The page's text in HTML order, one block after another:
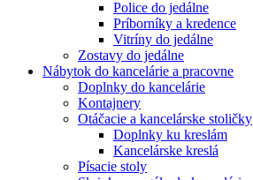
Police do jedálne
Príborníky a kredence
Vitríny do jedálne
Zostavy do jedálne
Nábytok do kancelárie a pracovne
Doplnky do kancelárie
Kontajnery
Otáčacie a kancelárske stoličky
Doplnky ku kreslám
Kancelárske kreslá
Písacie stoly